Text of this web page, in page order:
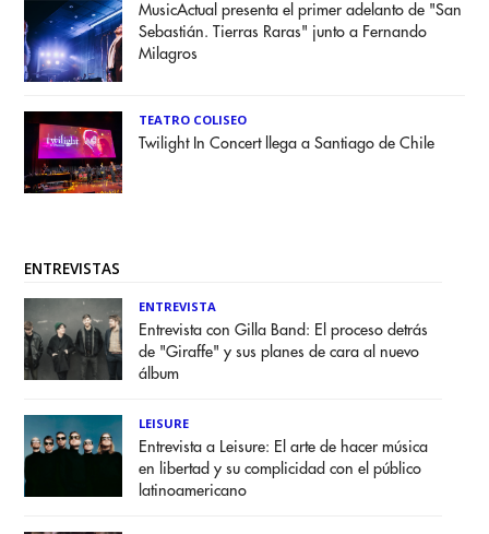
MusicActual presenta el primer adelanto de "San
Sebastián. Tierras Raras" junto a Fernando
Milagros
TEATRO COLISEO
Twilight In Concert llega a Santiago de Chile
ENTREVISTAS
ENTREVISTA
Entrevista con Gilla Band: El proceso detrás
de "Giraffe" y sus planes de cara al nuevo
álbum
LEISURE
Entrevista a Leisure: El arte de hacer música
en libertad y su complicidad con el público
latinoamericano